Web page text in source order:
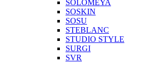
SOLOMEYA
SOSKIN
SOSU
STEBLANC
STUDIO STYLE
SURGI
SVR